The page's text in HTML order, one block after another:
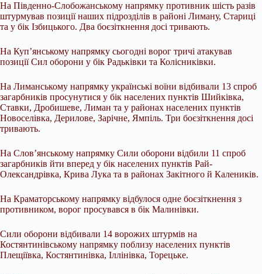
На Південно-Слобожанському напрямку противник шість разів
штурмував позиції наших підрозділів в районі Лиману, Стариці
та у бік Ізбицького. Два боєзіткнення досі тривають.
На Куп’янському напрямку сьогодні ворог тричі атакував
позиції Сил оборони у бік Радьківки та Колісниківки.
На Лиманському напрямку українські воїни відбивали 13 спроб
загарбників просунутися у бік населених пунктів Шийківка,
Ставки, Дробишеве, Лиман та у районах населених пунктів
Новоселівка, Дерилове, Зарічне, Ямпіль. Три боєзіткнення досі
тривають.
На Слов’янському напрямку Сили оборони відбили 11 спроб
загарбників йти вперед у бік населених пунктів Рай-
Олександрівка, Крива Лука та в районах Закітного й Калеників.
На Краматорському напрямку відбулося одне боєзіткнення з
противником, ворог просувався в бік Малинівки.
Сили оборони відбивали 14 ворожих штурмів на
Костянтинівському напрямку поблизу населених пунктів
Плещіївка, Костянтинівка, Іллінівка, Торецьке.